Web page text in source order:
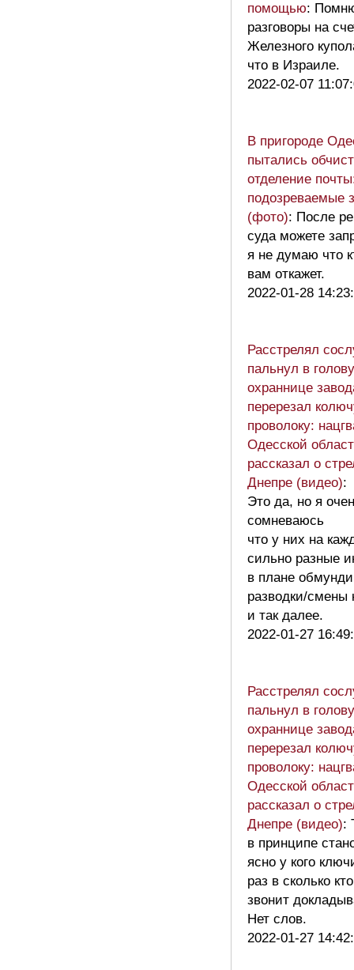
помощью:
разговоры на
Железного
что в Израиле.
2022-02-07
В пригороде
пытались
отделение
подозреваемые
(фото): После
суда можете
я не думаю что
вам откажет.
2022-01-28
Расстрелял
пальнул в голову
охраннице
перерезал
проволоку:
Одесской
рассказал о
Днепре (видео):
Это да, но я
сомневаюсь
что у них на
сильно разные
в плане
разводки/смены
и так далее.
2022-01-27
Расстрелял
пальнул в голову
охраннице
перерезал
проволоку:
Одесской
рассказал о
Днепре (видео):
в принципе
ясно у кого
раз в сколько
звонит
Нет слов.
2022-01-27